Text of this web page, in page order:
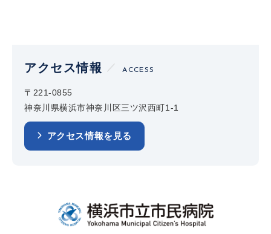
アクセス情報 ACCESS
〒221-0855
神奈川県横浜市神奈川区三ツ沢西町1-1
アクセス情報を見る